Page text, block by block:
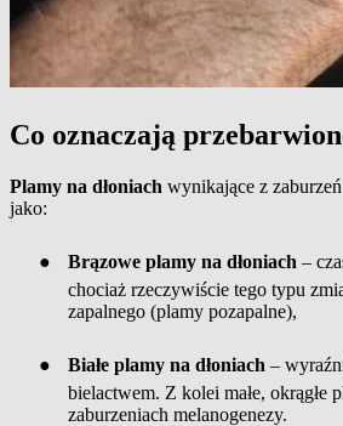
Co oznaczają
Plamy na dłoniach wynikające z
jako:
● Brązowe plamy na dłoniach –
chociaż rzeczywiście tego typu
zapalnego (plamy pozapalne),
● Białe plamy na dłoniach –
bielactwem. Z kolei małe,
zaburzeniach melanogenezy.